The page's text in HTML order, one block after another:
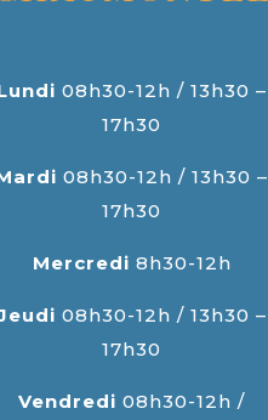
08h30-12h / 13h30 –
17h30
08h30-12h / 13h30 –
17h30
Mercredi 8h30-12h
08h30-12h / 13h30 –
17h30
Vendredi 08h30-12h /